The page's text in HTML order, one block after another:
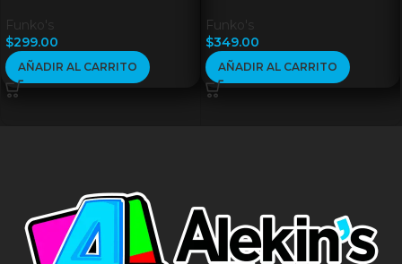
Funko's
$299.00
AÑADIR AL CARRITO
Funko's
$349.00
AÑADIR AL CARRITO